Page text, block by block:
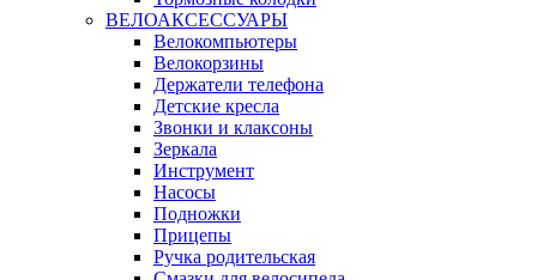
ВЕЛОАКСЕССУАРЫ
Велокомпьютеры
Велокорзины
Держатели телефона
Детские кресла
Звонки и клаксоны
Зеркала
Инструмент
Насосы
Подножки
Прицепы
Ручка родительская